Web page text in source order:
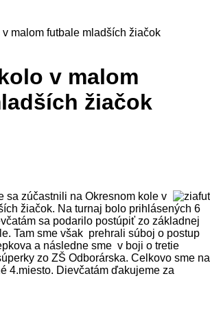
malom futbale mladších žiačok
v malom
žiačok
sa zúčastnili na Okresnom kole v
žiačok. Na turnaj bolo prihlásených 6
sa podarilo postúpiť zo základnej
Tam sme však prehrali súboj o postup
a následne sme v boji o tretie
zo ZŠ Odborárska. Celkovo sme na
4.miesto. Dievčatám ďakujeme za